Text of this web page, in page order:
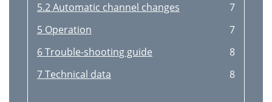
5.2 Automatic channel changes
7
5 Operation
7
6 Trouble-shooting guide
8
7 Technical data
8